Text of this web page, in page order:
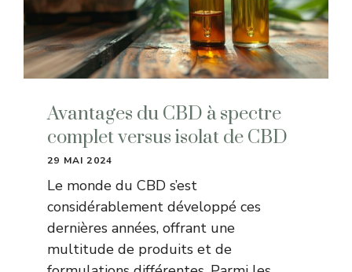
Avantages du CBD à spectre
complet versus isolat de CBD
29 MAI 2024
Le monde du CBD s’est
considérablement développé ces
dernières années, offrant une
multitude de produits et de